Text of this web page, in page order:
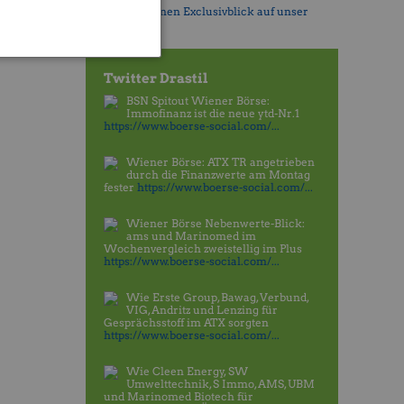
Werfen Sie einen Exclusivblick auf unser
Twitter Drastil
BSN Spitout Wiener Börse:
Immofinanz ist die neue ytd-Nr.1
https://www.boerse-social.com/...
Wiener Börse: ATX TR angetrieben
durch die Finanzwerte am Montag
fester https://www.boerse-social.com/...
Wiener Börse Nebenwerte-Blick:
ams und Marinomed im
Wochenvergleich zweistellig im Plus
https://www.boerse-social.com/...
Wie Erste Group, Bawag, Verbund,
VIG, Andritz und Lenzing für
Gesprächsstoff im ATX sorgten
https://www.boerse-social.com/...
Wie Cleen Energy, SW
Umwelttechnik, S Immo, AMS, UBM
und Marinomed Biotech für